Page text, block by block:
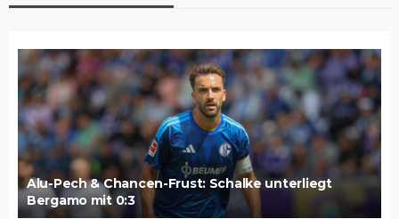
Alu-Pech & Chancen-Frust: Schalke unterliegt
Bergamo mit 0:3